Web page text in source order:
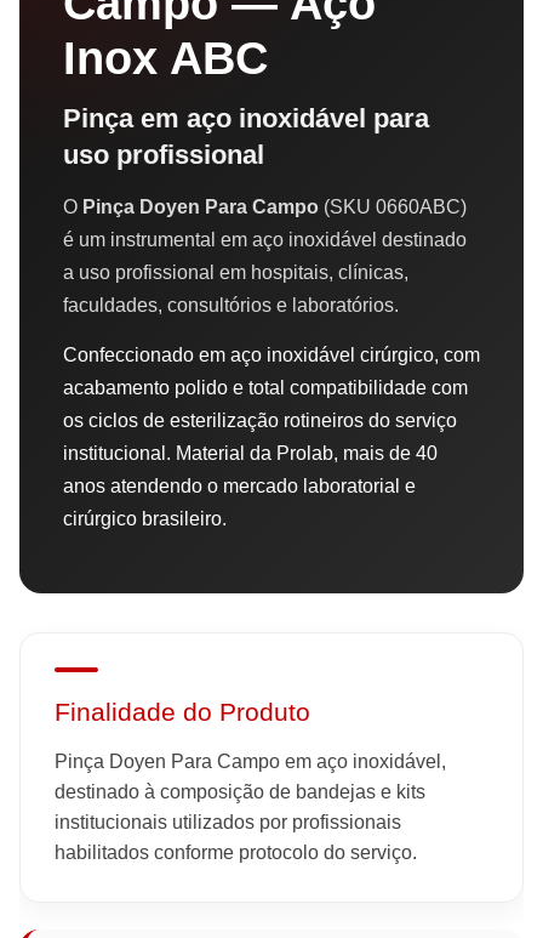
Inox ABC
Pinça em aço inoxidável para
uso profissional
O Pinça Doyen Para Campo (SKU 0660ABC)
é um instrumental em aço inoxidável destinado
a uso profissional em hospitais, clínicas,
faculdades, consultórios e laboratórios.
Confeccionado em aço inoxidável cirúrgico, com
acabamento polido e total compatibilidade com
os ciclos de esterilização rotineiros do serviço
institucional. Material da Prolab, mais de 40
anos atendendo o mercado laboratorial e
cirúrgico brasileiro.
Finalidade do Produto
Pinça Doyen Para Campo em aço inoxidável,
destinado à composição de bandejas e kits
institucionais utilizados por profissionais
habilitados conforme protocolo do serviço.